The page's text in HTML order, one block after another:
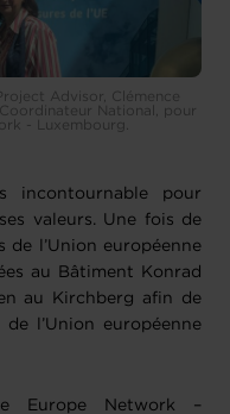
Advisor, Clémence
National, pour
- Luxembourg.
incontournable pour
valeurs. Une fois de
de l’Union européenne
au Bâtiment Konrad
au Kirchberg afin de
l’Union européenne
Europe Network –